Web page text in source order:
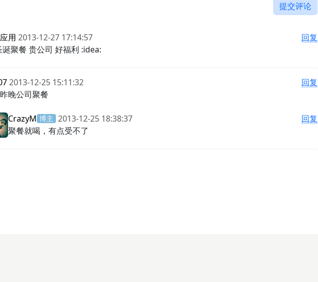
提交评论
用 2013-12-27 17:14:57
回复
诞聚餐 贵公司 好福利 :idea:
2013-12-25 15:11:32
回复
晚公司聚餐
CrazyM 博主 2013-12-25 18:38:37
回复
聚餐就喝，有点受不了